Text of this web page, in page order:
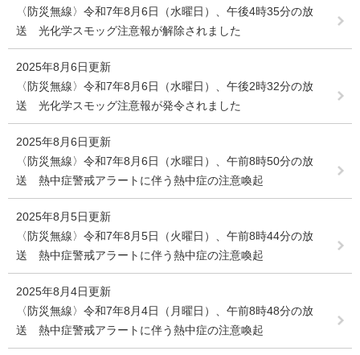
〈防災無線〉令和7年8月6日（水曜日）、午後4時35分の放
送 光化学スモッグ注意報が解除されました
2025年8月6日更新
〈防災無線〉令和7年8月6日（水曜日）、午後2時32分の放
送 光化学スモッグ注意報が発令されました
2025年8月6日更新
〈防災無線〉令和7年8月6日（水曜日）、午前8時50分の放
送 熱中症警戒アラートに伴う熱中症の注意喚起
2025年8月5日更新
〈防災無線〉令和7年8月5日（火曜日）、午前8時44分の放
送 熱中症警戒アラートに伴う熱中症の注意喚起
2025年8月4日更新
〈防災無線〉令和7年8月4日（月曜日）、午前8時48分の放
送 熱中症警戒アラートに伴う熱中症の注意喚起